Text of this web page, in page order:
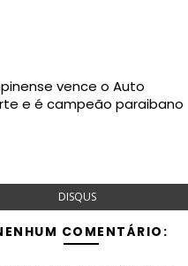
vence o Auto
e é campeão paraibano
DISQUS
COMENTÁRIO: